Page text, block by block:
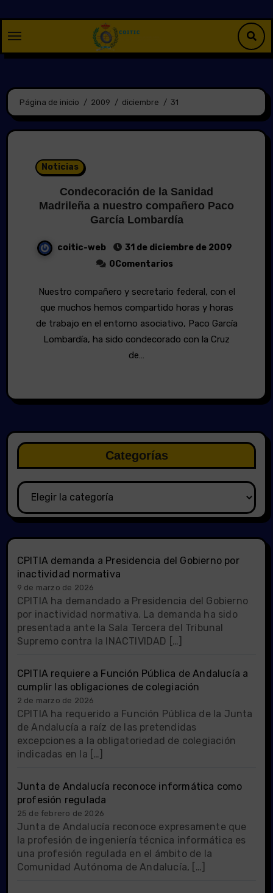
contenido
Página de inicio 2009 diciembre 31
Noticias
Condecoración de la Sanidad
Madrileña a nuestro compañero Paco
García Lombardía
coitic-web
31 de diciembre de 2009
0Comentarios
Nuestro compañero y secretario federal, con el
que muchos hemos compartido horas y horas
de trabajo en el entorno asociativo, Paco García
Lombardía, ha sido condecorado con la Cruz
de…
Categorías
Categorías
CPITIA demanda a Presidencia del Gobierno por
inactividad normativa
9 de marzo de 2026
CPITIA ha demandado a Presidencia del Gobierno
por inactividad normativa. La demanda ha sido
presentada ante la Sala Tercera del Tribunal
Supremo contra la INACTIVIDAD […]
CPITIA requiere a Función Pública de Andalucía a
cumplir las obligaciones de colegiación
2 de marzo de 2026
CPITIA ha requerido a Función Pública de la Junta
de Andalucía a raíz de las pretendidas
excepciones a la obligatoriedad de colegiación
indicadas en la […]
Junta de Andalucía reconoce informática como
profesión regulada
25 de febrero de 2026
Junta de Andalucía reconoce expresamente que
la profesión de ingeniería técnica informática es
una profesión regulada en el ámbito de la
Comunidad Autónoma de Andalucía, […]